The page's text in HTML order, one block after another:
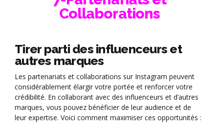
Collaborations
Tirer parti des influenceurs et
autres marques
Les partenariats et collaborations sur Instagram peuvent
considérablement élargir votre portée et renforcer votre
crédibilité. En collaborant avec des influenceurs et d’autres
marques, vous pouvez bénéficier de leur audience et de
leur expertise. Voici comment maximiser ces opportunités :